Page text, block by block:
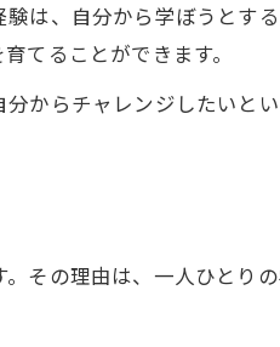
習を習慣化するコツ
めのサポート方法
を地域で伸ばす方法
は、自分から学ぼうとす
てることができます。
からチャレンジしたいと
その理由は、一人ひとり